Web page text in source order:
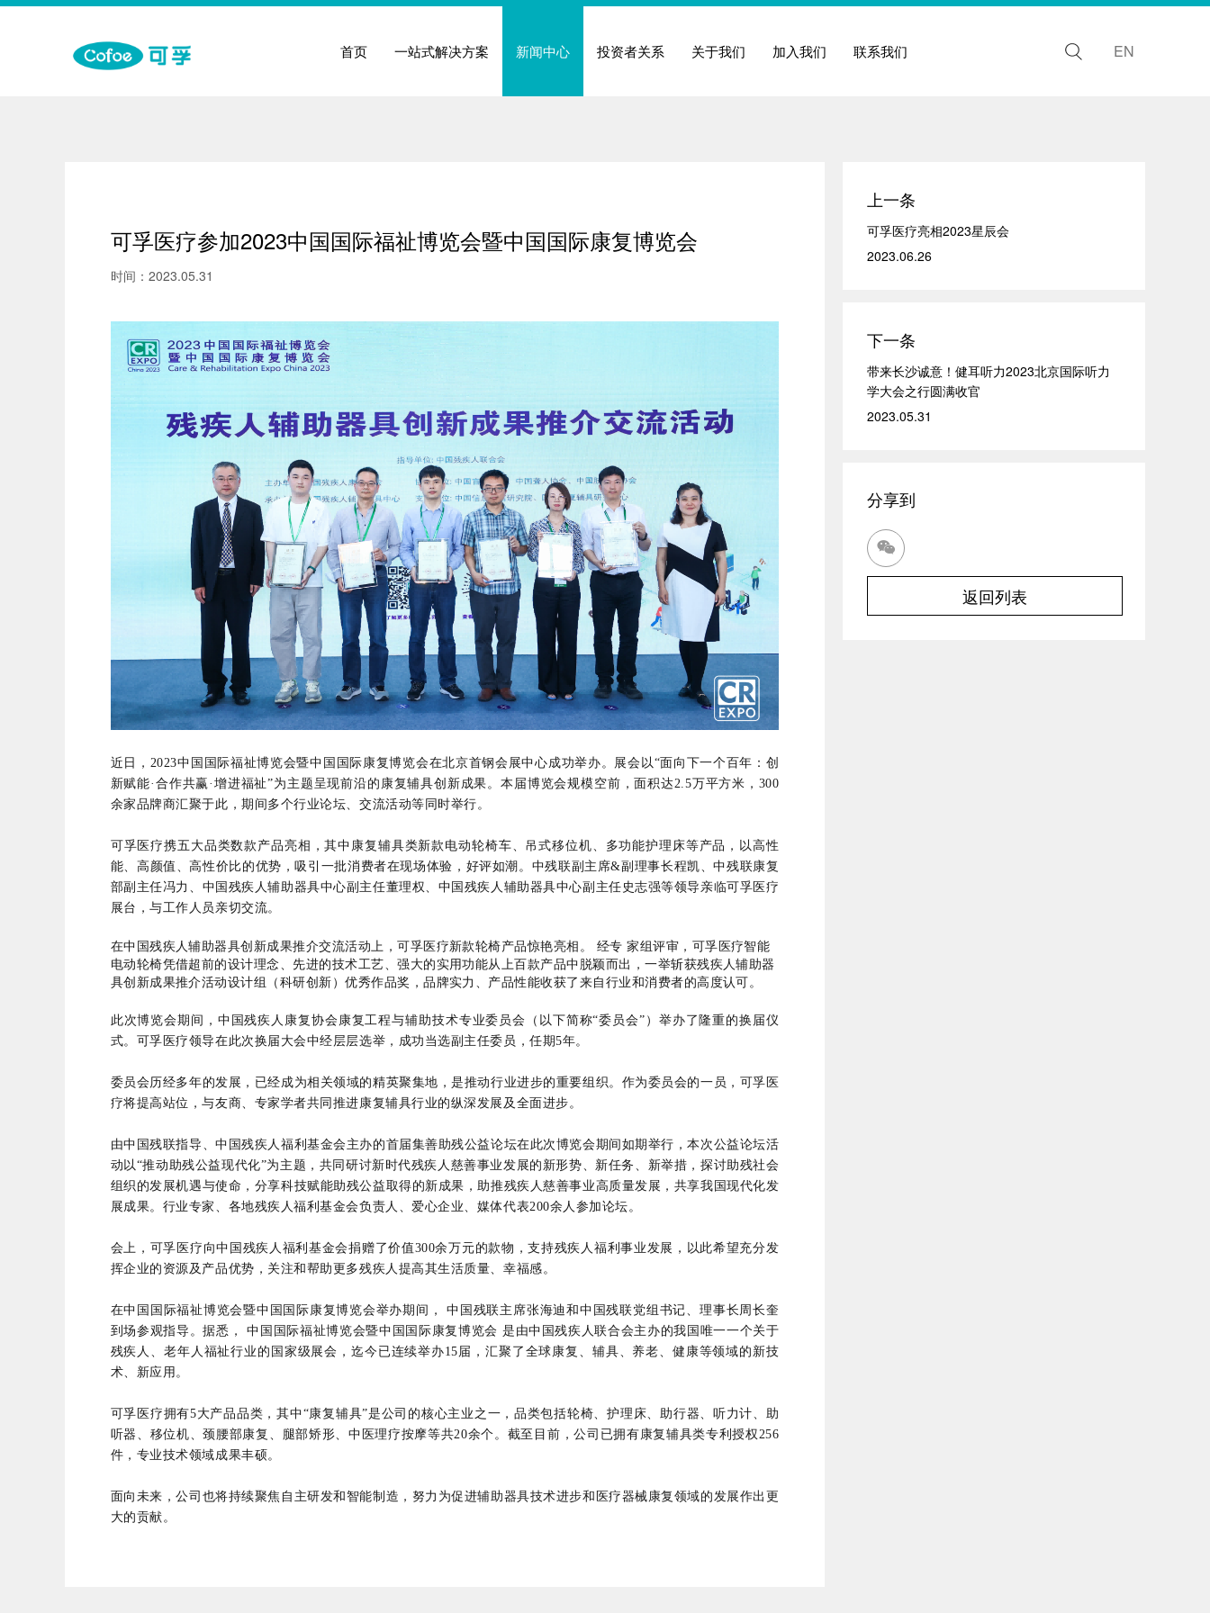
EN
首页 一站式解决方案 新闻中心 投资者关系 关于我们 加入我们 联系我们
可孚医疗参加2023中国国际福祉博览会暨中国国际康复博览会
时间：2023.05.31
近日，2023中国国际福祉博览会暨中国国际康复博览会在北京首钢会展中心成功举办。展会以“面向下一个百年：创
新赋能·合作共赢·增进福祉”为主题呈现前沿的康复辅具创新成果。本届博览会规模空前，面积达2.5万平方米，300
余家品牌商汇聚于此，期间多个行业论坛、交流活动等同时举行。
可孚医疗携五大品类数款产品亮相，其中康复辅具类新款电动轮椅车、吊式移位机、多功能护理床等产品，以高性
能、高颜值、高性价比的优势，吸引一批消费者在现场体验，好评如潮。中残联副主席&副理事长程凯、中残联康复
部副主任冯力、中国残疾人辅助器具中心副主任董理权、中国残疾人辅助器具中心副主任史志强等领导亲临可孚医疗
展台，与工作人员亲切交流。
在中国残疾人辅助器具创新成果推介交流活动上，可孚医疗新款轮椅产品惊艳亮相。 经专家组评审，可孚医疗智能
电动轮椅凭借超前的设计理念、先进的技术工艺、强大的实用功能从上百款产品中脱颖而出，一举斩获残疾人辅助器
具创新成果推介活动设计组（科研创新）优秀作品奖，品牌实力、产品性能收获了来自行业和消费者的高度认可。
此次博览会期间，中国残疾人康复协会康复工程与辅助技术专业委员会（以下简称“委员会”）举办了隆重的换届仪
式。可孚医疗领导在此次换届大会中经层层选举，成功当选副主任委员，任期5年。
委员会历经多年的发展，已经成为相关领域的精英聚集地，是推动行业进步的重要组织。作为委员会的一员，可孚医
疗将提高站位，与友商、专家学者共同推进康复辅具行业的纵深发展及全面进步。
由中国残联指导、中国残疾人福利基金会主办的首届集善助残公益论坛在此次博览会期间如期举行，本次公益论坛活
动以“推动助残公益现代化”为主题，共同研讨新时代残疾人慈善事业发展的新形势、新任务、新举措，探讨助残社会
组织的发展机遇与使命，分享科技赋能助残公益取得的新成果，助推残疾人慈善事业高质量发展，共享我国现代化发
展成果。行业专家、各地残疾人福利基金会负责人、爱心企业、媒体代表200余人参加论坛。
会上，可孚医疗向中国残疾人福利基金会捐赠了价值300余万元的款物，支持残疾人福利事业发展，以此希望充分发
挥企业的资源及产品优势，关注和帮助更多残疾人提高其生活质量、幸福感。
在中国国际福祉博览会暨中国国际康复博览会举办期间，中国残联主席张海迪和中国残联党组书记、理事长周长奎
到场参观指导。据悉，中国国际福祉博览会暨中国国际康复博览会 是由中国残疾人联合会主办的我国唯一一个关于
残疾人、老年人福祉行业的国家级展会，迄今已连续举办15届，汇聚了全球康复、辅具、养老、健康等领域的新技
术、新应用。
可孚医疗拥有5大产品品类，其中“康复辅具”是公司的核心主业之一，品类包括轮椅、护理床、助行器、听力计、助
听器、移位机、颈腰部康复、腿部矫形、中医理疗按摩等共20余个。截至目前，公司已拥有康复辅具类专利授权256
件，专业技术领域成果丰硕。
面向未来，公司也将持续聚焦自主研发和智能制造，努力为促进辅助器具技术进步和医疗器械康复领域的发展作出更
大的贡献。
上一条
可孚医疗亮相2023星辰会
2023.06.26
下一条
带来长沙诚意！健耳听力2023北京国际听力
学大会之行圆满收官
2023.05.31
分享到

返回列表